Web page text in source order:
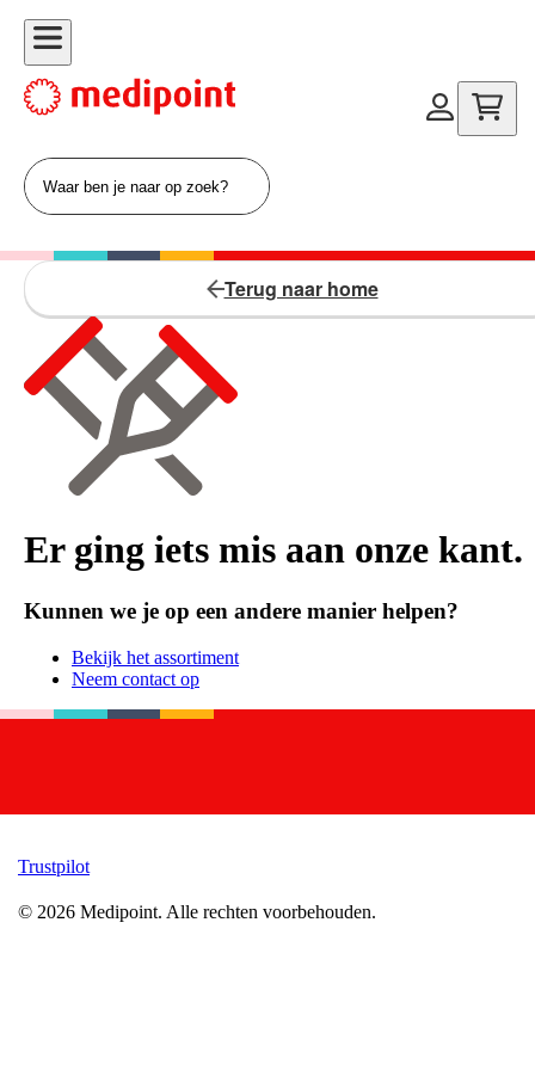
Terug naar home
Er ging iets mis aan onze kant.
Kunnen we je op een andere manier helpen?
Bekijk het assortiment
Neem contact op
Trustpilot
© 2026 Medipoint. Alle rechten voorbehouden.